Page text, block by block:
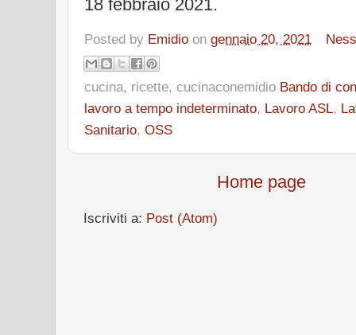
18 febbraio 2021.
Posted by Emidio on gennaio 20, 2021
cucina, ricette, cucinaconemidio Bando di
lavoro a tempo indeterminato, Lavoro ASL,
Sanitario, OSS
Home page
Iscriviti a: Post (Atom)